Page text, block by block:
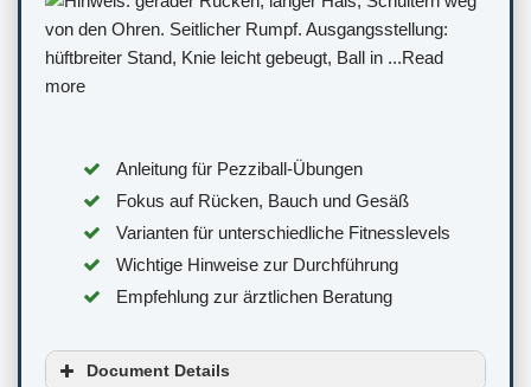
Anleitung für Pezziball-Übungen
Fokus auf Rücken, Bauch und Gesäß
Varianten für unterschiedliche Fitnesslevels
Wichtige Hinweise zur Durchführung
Empfehlung zur ärztlichen Beratung
Document Details